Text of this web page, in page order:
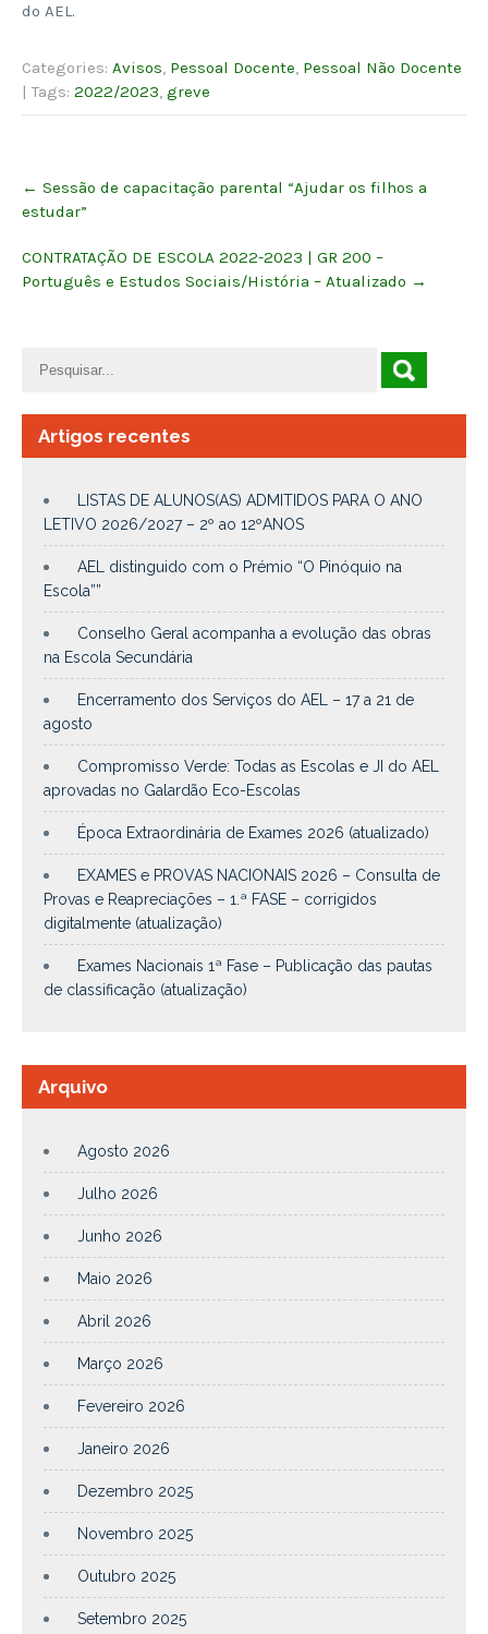
do AEL.
Categories: Avisos, Pessoal Docente, Pessoal Não Docente
| Tags: 2022/2023, greve
navigation
← Sessão de capacitação parental “Ajudar os filhos a
estudar”
CONTRATAÇÃO DE ESCOLA 2022-2023 | GR 200 –
Português e Estudos Sociais/História – Atualizado →
Artigos recentes
LISTAS DE ALUNOS(AS) ADMITIDOS PARA O ANO
LETIVO 2026/2027 – 2º ao 12ºANOS
AEL distinguido com o Prémio “O Pinóquio na
Escola””
Conselho Geral acompanha a evolução das obras
na Escola Secundária
Encerramento dos Serviços do AEL – 17 a 21 de
agosto
Compromisso Verde: Todas as Escolas e JI do AEL
aprovadas no Galardão Eco-Escolas
Época Extraordinária de Exames 2026 (atualizado)
EXAMES e PROVAS NACIONAIS 2026 – Consulta de
Provas e Reapreciações – 1.ª FASE – corrigidos
digitalmente (atualização)
Exames Nacionais 1ª Fase – Publicação das pautas
de classificação (atualização)
Arquivo
Agosto 2026
Julho 2026
Junho 2026
Maio 2026
Abril 2026
Março 2026
Fevereiro 2026
Janeiro 2026
Dezembro 2025
Novembro 2025
Outubro 2025
Setembro 2025